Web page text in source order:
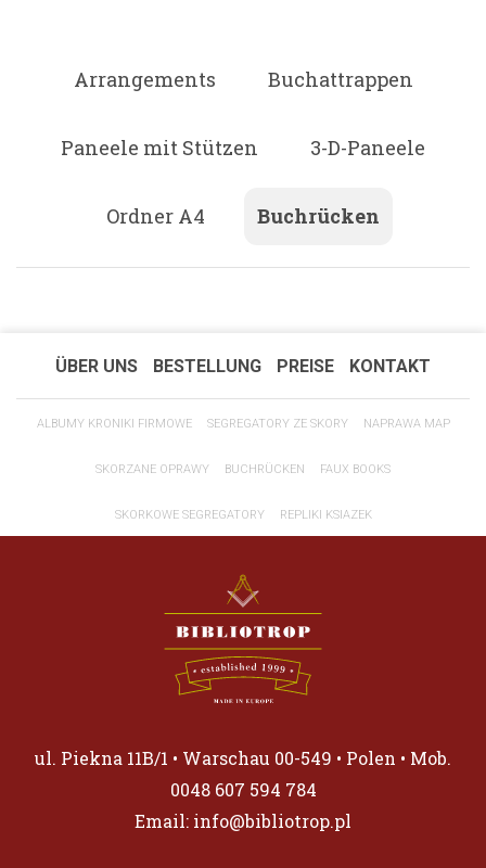
Arrangements Buchattrappen
Paneele mit Stützen 3-D-Paneele
Ordner A4 Buchrücken
ÜBER UNS BESTELLUNG PREISE KONTAKT
ALBUMY KRONIKI FIRMOWE SEGREGATORY ZE SKORY NAPRAWA MAP
SKORZANE OPRAWY BUCHRÜCKEN FAUX BOOKS
SKORKOWE SEGREGATORY REPLIKI KSIAZEK
ul. Piekna 11B/1 • Warschau 00-549 • Polen • Mob.
0048 607 594 784
Email: info@bibliotrop.pl